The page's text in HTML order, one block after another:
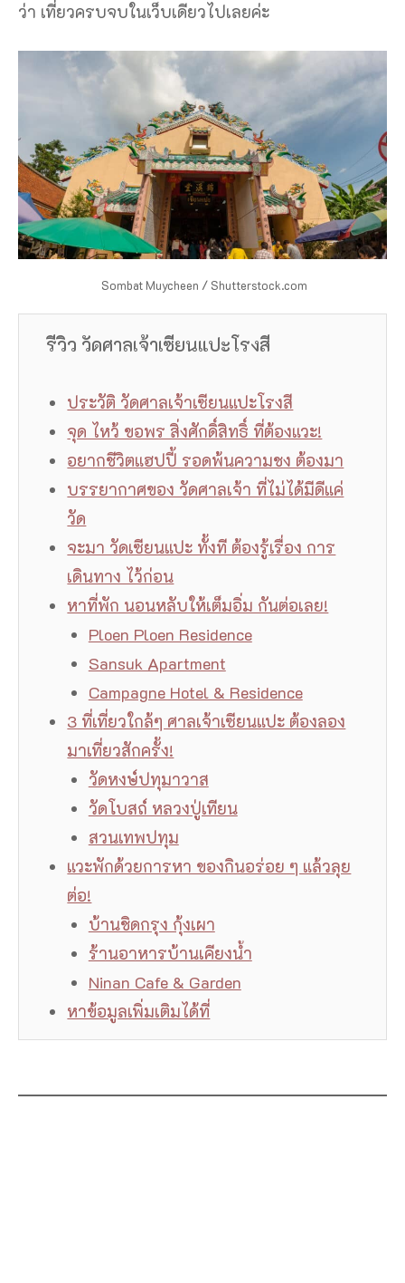
ว่า เที่ยวครบจบในเว็บเดียวไปเลยค่ะ
Sombat Muycheen / Shutterstock.com
รีวิว วัดศาลเจ้าเซียนแปะโรงสี
ประวัติ วัดศาลเจ้าเซียนแปะโรงสี
จุด ไหว้ ขอพร สิ่งศักดิ์สิทธิ์ ที่ต้องแวะ!
อยากชีวิตแฮปปี้ รอดพ้นความชง ต้องมา
บรรยากาศของ วัดศาลเจ้า ที่ไม่ได้มีดีแค่
วัด
จะมา วัดเซียนแปะ ทั้งที ต้องรู้เรื่อง การ
เดินทาง ไว้ก่อน
หาที่พัก นอนหลับให้เต็มอิ่ม กันต่อเลย!
Ploen Ploen Residence
Sansuk Apartment
Campagne Hotel & Residence
3 ที่เที่ยวใกล้ๆ ศาลเจ้าเซียนแปะ ต้องลอง
มาเที่ยวสักครั้ง!
วัดหงษ์ปทุมาวาส
วัดโบสถ์ หลวงปู่เทียน
สวนเทพปทุม
แวะพักด้วยการหา ของกินอร่อย ๆ แล้วลุย
ต่อ!
บ้านชิดกรุง กุ้งเผา
ร้านอาหารบ้านเคียงน้ำ
Ninan Cafe & Garden
หาข้อมูลเพิ่มเติมได้ที่